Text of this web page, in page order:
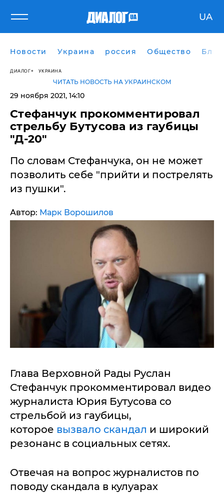
UA
Новости Украина россия Общество
ДИАЛОГ УКРАИНА
ЧИТАТЬ НОВОСТЬ НА УКРАИНСКОМ
29 ноября 2021, 14:10
Стефанчук прокомментировал
стрельбу Бутусова из гаубицы
"Д-20"
По словам Стефанчука, он не может
позволить себе "прийти и пострелять
из пушки".
Автор: Марк Ворошилов
Глава Верховной Рады Руслан
Стефанчук прокомментировал видео
журналиста Юрия Бутусова со
стрельбой из гаубицы,
которое вызвало скандал и широкий
резонанс в социальных сетях.
Отвечая на вопрос журналистов по
поводу скандала в кулуарах